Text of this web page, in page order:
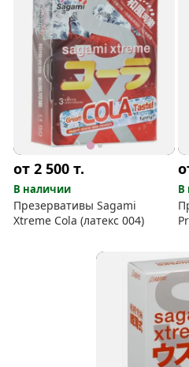
от 2 500т.
В наличии
Презервативы Sagami
Xtreme Cola (латекс 004)
В